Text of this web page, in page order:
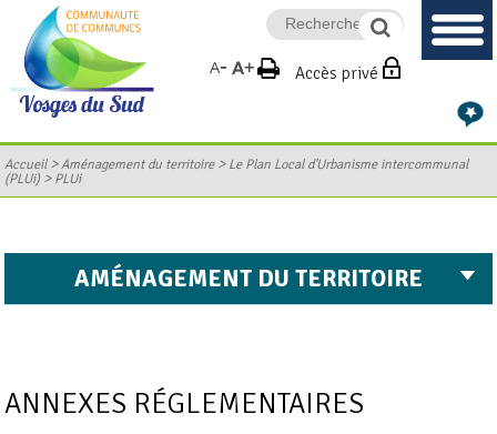
Accès privé
Accueil>Aménagement du territoire>Le Plan Local d'Urbanisme intercommunal
(PLUi) >PLUi
AMÉNAGEMENT DU TERRITOIRE
ANNEXES RÉGLEMENTAIRES